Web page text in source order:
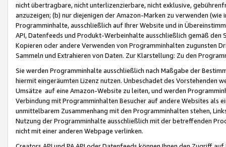
nicht übertragbare, nicht unterlizenzierbare, nicht exklusive,
anzuzeigen; (b) nur diejenigen der Amazon-Marken zu verwenden
Programminhalte, ausschließlich auf Ihrer Website und in
API, Datenfeeds und Produkt-Werbeinhalte ausschließlich gemäß
Kopieren oder andere Verwenden von Programminhalten zugunsten
Sammeln und Extrahieren von Daten. Zur Klarstellung: Zu den
Sie werden Programminhalte ausschließlich nach Maßgabe der
hiermit eingeräumten Lizenz nutzen. Unbeschadet des Vorstehenden
Umsätze auf eine Amazon-Website zu leiten, und werden
Verbindung mit Programminhalten Besucher auf andere Websites als
unmittelbarem Zusammenhang mit den Programminhalten stehen,
Nutzung der Programminhalte ausschließlich mit der betreffenden
nicht mit einer anderen Webpage verlinken.